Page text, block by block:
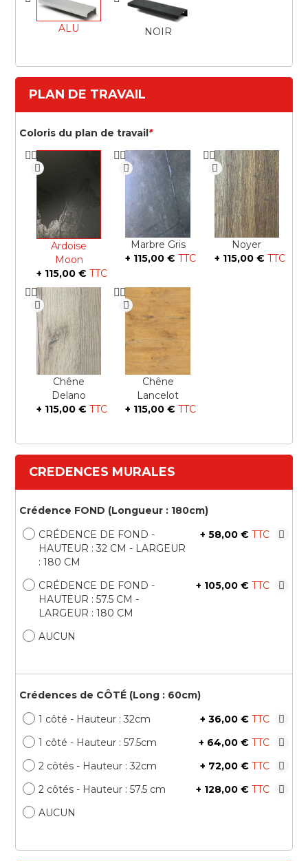
ALU NOIR
PLAN DE TRAVAIL
*
Coloris du plan de travail
Ardoise
Moon
+ 115,00 €
Marbre Gris
+ 115,00 €
Noyer
+ 115,00 €
Chêne
Delano
+ 115,00 €
Chêne
Lancelot
+ 115,00 €
CREDENCES MURALES
Crédence FOND (Longueur : 180cm)
CRÉDENCE DE FOND -
HAUTEUR : 32 CM - LARGEUR
: 180 CM
+ 58,00 €
CRÉDENCE DE FOND -
HAUTEUR : 57.5 CM -
LARGEUR : 180 CM
+ 105,00 €
AUCUN
Crédences de CÔTÉ (Long : 60cm)
1 côté - Hauteur : 32cm
+ 36,00 €
1 côté - Hauteur : 57.5cm
+ 64,00 €
2 côtés - Hauteur : 32cm
+ 72,00 €
2 côtés - Hauteur : 57.5 cm
+ 128,00 €
AUCUN